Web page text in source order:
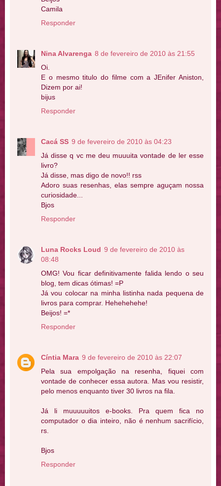
Camila
Responder
Nina Alvarenga 8 de fevereiro de 2010 às 21:55
Oi.
E o mesmo titulo do filme com a JEnifer Aniston,
Dizem por ai!
bijus
Responder
Cacá SS 9 de fevereiro de 2010 às 04:23
Já disse q vc me deu muuuita vontade de ler esse
livro?
Já disse, mas digo de novo!! rss
Adoro suas resenhas, elas sempre aguçam nossa
curiosidade...
Bjos
Responder
Luna Rocks Loud 9 de fevereiro de 2010 às
08:48
OMG! Vou ficar definitivamente falida lendo o seu
blog, tem dicas ótimas! =P
Já vou colocar na minha listinha nada pequena de
livros para comprar. Hehehehehe!
Beijos! =*
Responder
Cíntia Mara 9 de fevereiro de 2010 às 22:07
Pela sua empolgação na resenha, fiquei com
vontade de conhecer essa autora. Mas vou resistir,
pelo menos enquanto tiver 30 livros na fila.
Já li muuuuuitos e-books. Pra quem fica no
computador o dia inteiro, não é nenhum sacrifício,
rs.
Bjos
Responder